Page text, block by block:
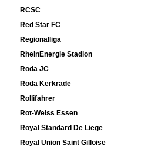
RCSC
Red Star FC
Regionalliga
RheinEnergie Stadion
Roda JC
Roda Kerkrade
Rollifahrer
Rot-Weiss Essen
Royal Standard De Liege
Royal Union Saint Gilloise